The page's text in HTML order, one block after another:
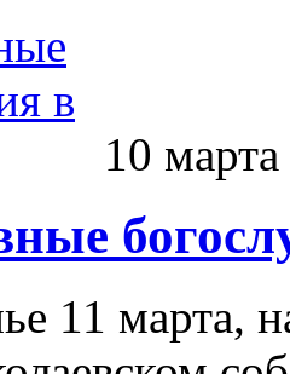
10
11 марта,